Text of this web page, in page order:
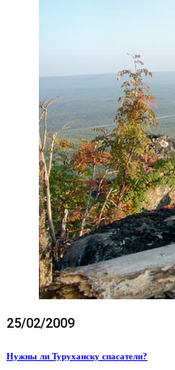
25/02/2009
Нужны ли Туруханску спасатели?